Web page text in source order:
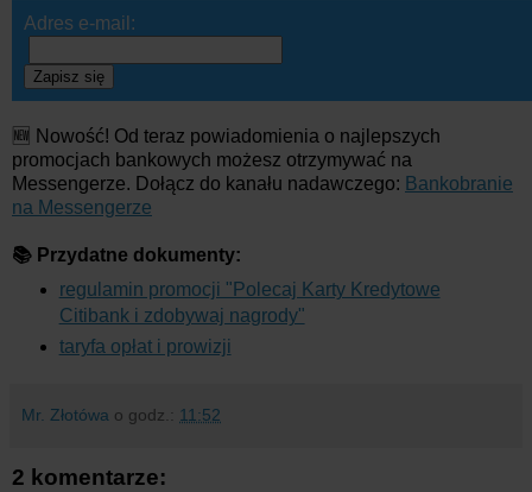
Adres e-mail:
Zapisz się
🆕 Nowość! Od teraz powiadomienia o najlepszych
promocjach bankowych możesz otrzymywać na
Messengerze. Dołącz do kanału nadawczego: Bankobranie
na Messengerze
📚 Przydatne dokumenty:
regulamin promocji "Polecaj Karty Kredytowe
Citibank i zdobywaj nagrody"
taryfa opłat i prowizji
Mr. Złotówa o godz.: 11:52
2 komentarze: